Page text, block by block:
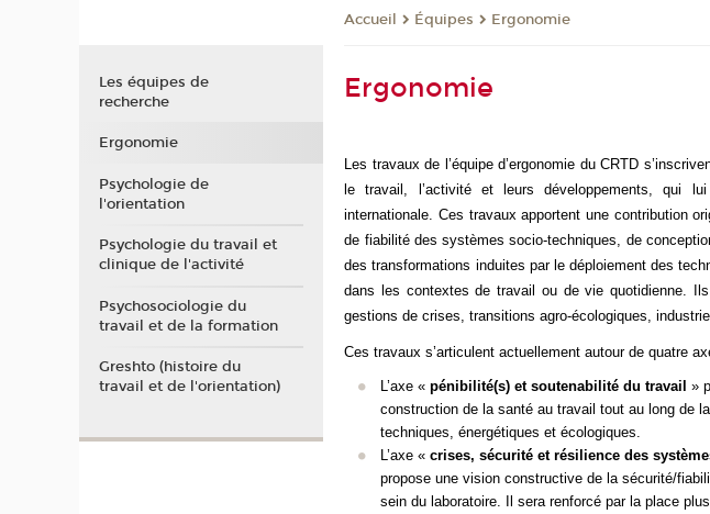
Accueil Équipes Ergonomie
Ergonomie
Les travaux de l’équipe d’ergonomie du CRTD
le travail, l’activité et leurs développements, qui
internationale. Ces travaux apportent une contribution
de fiabilité des systèmes socio-techniques, de
des transformations induites par le déploiement des
dans les contextes de travail ou de vie quotidienne.
gestions de crises, transitions agro-écologiques,
Ces travaux s’articulent actuellement autour de quatre
L’axe « pénibilité(s) et soutenabilité du travail »
construction de la santé au travail tout au long de
techniques, énergétiques et écologiques.
L’axe « crises, sécurité et résilience des
propose une vision constructive de la sécurité/
sein du laboratoire. Il sera renforcé par la place
Les équipes de
recherche
Ergonomie
Psychologie de
l'orientation
Psychologie du travail et
clinique de l'activité
Psychosociologie du
travail et de la formation
Greshto (histoire du
travail et de l'orientation)